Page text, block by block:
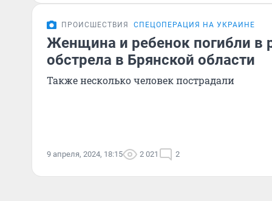
ПРОИСШЕСТВИЯ СПЕЦОПЕРАЦИЯ НА УКРАИНЕ
Женщина и ребенок погибли в
обстрела в Брянской области
Также несколько человек пострадали
9 апреля, 2024, 18:15 2 021 2